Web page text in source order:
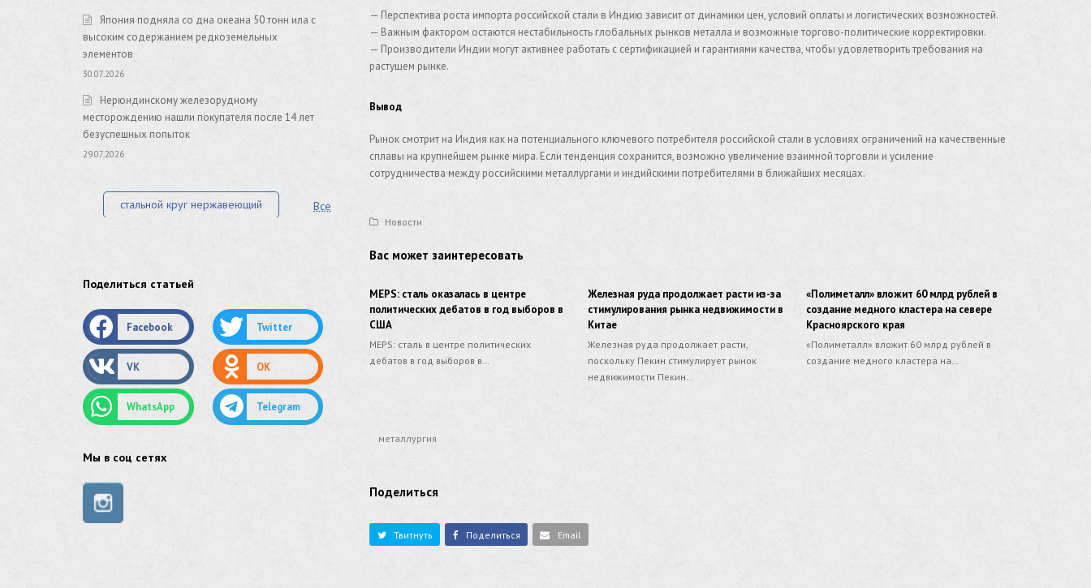
— Перспектива роста импорта российской стали в Индию зависит от динамики цен, условий оплаты и логистических возможностей.
— Важным фактором остаются нестабильность глобальных рынков металла и возможные торгово-политические корректировки.
— Производители Индии могут активнее работать с сертификацией и гарантиями качества, чтобы удовлетворить требования на
растущем рынке.
Вывод
Рынок смотрит на Индия как на потенциального ключевого потребителя российской стали в условиях ограничений на качественные
сплавы на крупнейшем рынке мира. Если тенденция сохранится, возможно увеличение взаимной торговли и усиление
сотрудничества между российскими металлургами и индийскими потребителями в ближайших месяцах.
Новости
Вас может заинтересовать
MEPS: cталь оказалась в центре
политических дебатов в год выборов в
США
MEPS: cталь в центре политических
дебатов в год выборов в…
Железная руда продолжает расти из-за
стимулирования рынка недвижимости в
Китае
Железная руда продолжает расти,
поскольку Пекин стимулирует рынок
недвижимости Пекин…
«Полиметалл» вложит 60 млрд рублей в
создание медного кластера на севере
Красноярского края
«Полиметалл» вложит 60 млрд рублей в
создание медного кластера на…
металлургия
Поделиться
Твитнуть Поделиться Email
Япония подняла со дна океана 50 тонн ила с
высоким содержанием редкоземельных
элементов
30.07.2026
Нерюндинскому железорудному
месторождению нашли покупателя после 14 лет
безуспешных попыток
29.07.2026
стальной круг нержавеющий
оцинкованный круг
оцинкованный лист
труба оцинкованная
труба нержавеющая
сетка нержавеющая
сетка оцинкованная
Все
Поделиться статьей
Facebook Twitter
VK OK
WhatsApp Telegram
Мы в соц сетях